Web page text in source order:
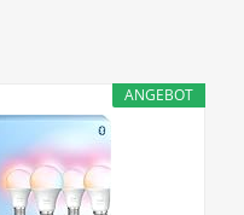
ANGEBOT